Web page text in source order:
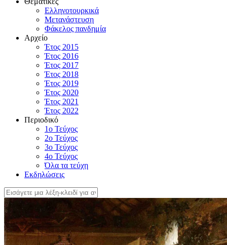
Ελληνοτουρκικά
Μετανάστευση
Φάκελος πανδημία
Αρχείο
Έτος 2015
Έτος 2016
Έτος 2017
Έτος 2018
Έτος 2019
Έτος 2020
Έτος 2021
Έτος 2022
Περιοδικό
1ο Τεύχος
2ο Τεύχος
3ο Τεύχος
4o Τεύχος
Όλα τα τεύχη
Εκδηλώσεις